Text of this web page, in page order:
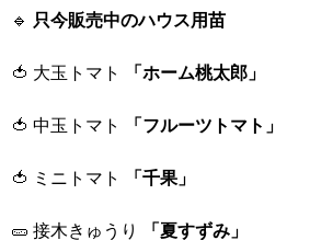
🔹 只今販売中のハウス用苗
🍅 大玉トマト 「ホーム桃太郎」
🍅 中玉トマト 「フルーツトマト」
🍅 ミニトマト 「千果」
🥒 接木きゅうり
「夏すずみ」